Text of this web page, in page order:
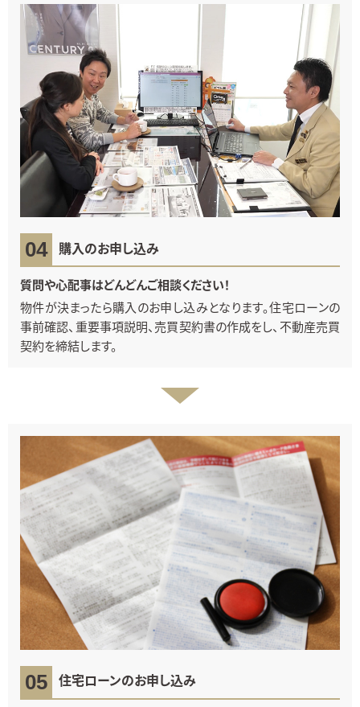
購入のお申し込み
質問や心配事はどんどんご相談ください！
物件が決まったら購入のお申し込みとなります。住宅ローンの
事前確認、重要事項説明、売買契約書の作成をし、不動産売買
契約を締結します。
住宅ローンのお申し込み